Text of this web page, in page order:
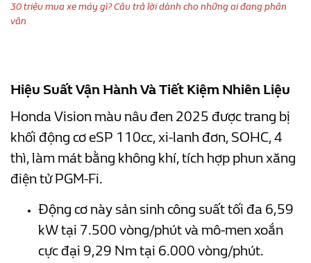
30 triệu mua xe máy gì? Câu trả lời dành cho những ai đang phân
vân
Hiệu Suất Vận Hành Và Tiết Kiệm Nhiên Liệu
Honda Vision màu nâu đen 2025 được trang bị
khối động cơ eSP 110cc, xi-lanh đơn, SOHC, 4
thì, làm mát bằng không khí, tích hợp phun xăng
điện tử PGM-Fi.
Động cơ này sản sinh công suất tối đa 6,59
kW tại 7.500 vòng/phút và mô-men xoắn
cực đại 9,29 Nm tại 6.000 vòng/phút.